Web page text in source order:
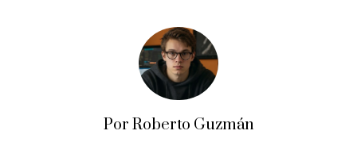
Por Roberto Guzmán